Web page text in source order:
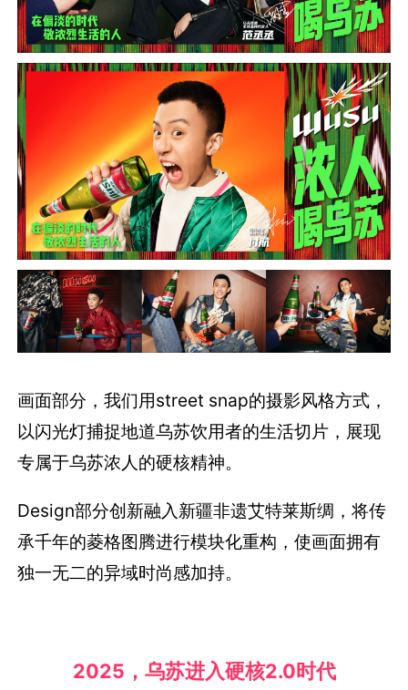
画面部分，我们用street snap的摄影风格方式，
以闪光灯捕捉地道乌苏饮用者的生活切片，展现
专属于乌苏浓人的硬核精神。
Design部分创新融入新疆非遗艾特莱斯绸，将传
承千年的菱格图腾进行模块化重构，使画面拥有
独一无二的异域时尚感加持。
2025，乌苏进入硬核2.0时代